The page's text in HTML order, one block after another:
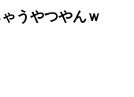
うやつやんｗ